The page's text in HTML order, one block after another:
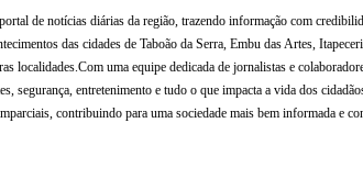
de notícias diárias da região, trazendo informação com
das cidades de Taboão da Serra, Embu das Artes,
localidades.Com uma equipe dedicada de jornalistas e
segurança, entretenimento e tudo o que impacta a vida dos
contribuindo para uma sociedade mais bem informada e